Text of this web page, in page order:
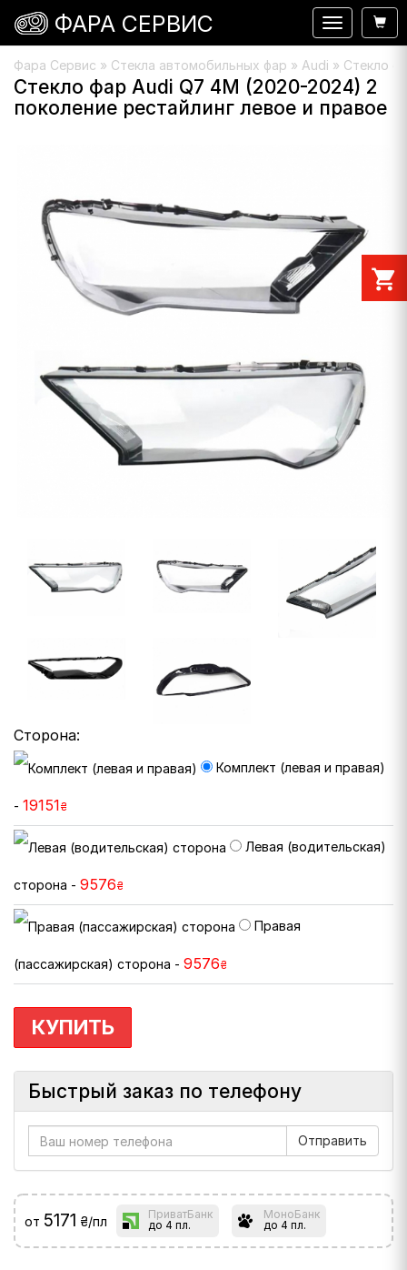
Фара Сервис » Стекла автомобильных фар » Audi » Стекло
Стекло фар Audi Q7 4M (2020-2024) 2
поколение рестайлинг левое и правое
Сторона:
Комплект (левая и правая)
- 19151₴
Левая (водительская)
сторона - 9576₴
Правая
(пассажирская) сторона - 9576₴
КУПИТЬ
Быстрый заказ по телефону
от 5171 ₴/пл
ПриватБанк
до 4 пл.
МоноБанк
до 4 пл.
Навигация
ФАРА СЕРВИС
shopping_cart